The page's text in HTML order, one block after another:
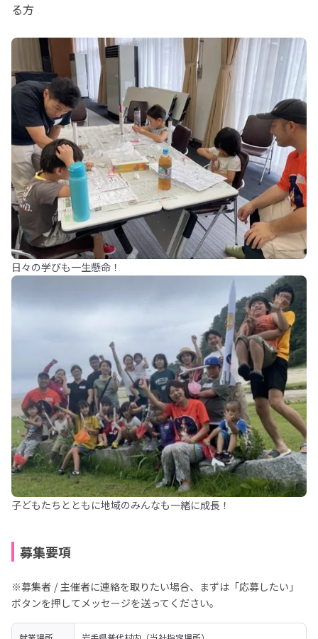
る方
日々の学びも一生懸命！
子どもたちとともに地域のみんなも一緒に成長！
募集要項
※募集者 / 主催者に連絡を取りたい場合、まずは「応募したい」
ボタンを押してメッセージを送ってください。